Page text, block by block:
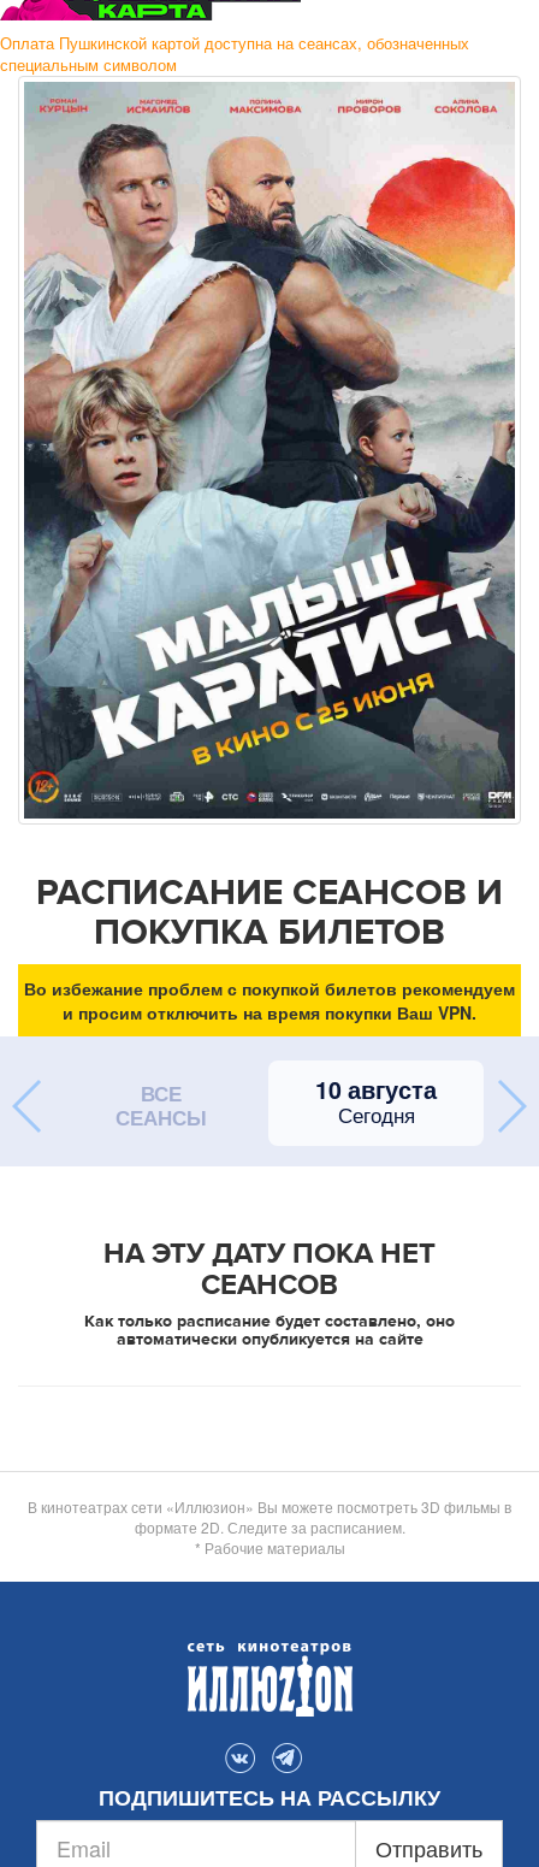
Оплата Пушкинской картой доступна на сеансах, обозначенных
специальным символом
РАСПИСАНИЕ СЕАНСОВ И
ПОКУПКА БИЛЕТОВ
Во избежание проблем с покупкой билетов рекомендуем
и просим отключить на время покупки Ваш VPN.
ВСЕ
СЕАНСЫ
10 августа
Сегодня
НА ЭТУ ДАТУ ПОКА НЕТ
СЕАНСОВ
Как только расписание будет составлено, оно
автоматически опубликуется на сайте
В кинотеатрах сети «Иллюзион» Вы можете посмотреть 3D фильмы в
формате 2D. Следите за расписанием.
* Рабочие материалы
ПОДПИШИТЕСЬ НА РАССЫЛКУ
Отправить